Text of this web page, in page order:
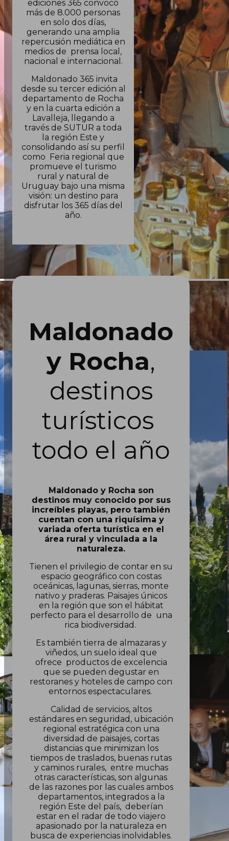
ediciones 365 convocó
más de 8.000 personas
en solo dos días,
generando una amplia
repercusión mediática en
medios de prensa local,
nacional e internacional.
Maldonado 365 invita
desde su tercer edición al
departamento de Rocha
y en la cuarta edición a
Lavalleja, llegando a
través de SUTUR a toda
la región Este y
consolidando así su perfil
como Feria regional que
promueve el turismo
rural y natural de
Uruguay bajo una misma
visión: un destino para
disfrutar los 365 días del
año.
Maldonado
y Rocha,
destinos
turísticos
todo el año
Maldonado y Rocha son
destinos muy conocido por sus
increíbles playas, pero también
cuentan con una riquísima y
variada oferta turística en el
área rural y vinculada a la
naturaleza.
Tienen el privilegio de contar en su
espacio geográfico con costas
oceánicas, lagunas, sierras, monte
nativo y praderas. Paisajes únicos
en la región que son el hábitat
perfecto para el desarrollo de una
rica biodiversidad.
Es también tierra de almazaras y
viñedos, un suelo ideal que
ofrece productos de excelencia
que se pueden degustar en
restoranes y hoteles de campo con
entornos espectaculares.
Calidad de servicios, altos
estándares en seguridad, ubicación
regional estratégica con una
diversidad de paisajes, cortas
distancias que minimizan los
tiempos de traslados, buenas rutas
y caminos rurales, entre muchas
otras características, son algunas
de las razones por las cuales ambos
departamentos, integrados a la
región Este del país, deberían
estar en el radar de todo viajero
apasionado por la naturaleza en
busca de experiencias inolvidables.